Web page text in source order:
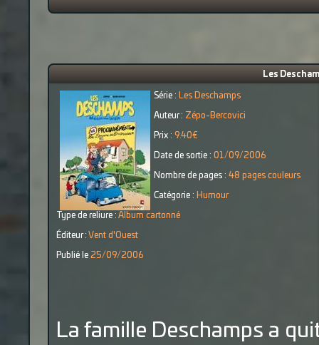
Les
Série : Les Deschamps
Auteur : Zépo-Bercovici
Prix : 9.40€
Date de sortie : 01/09/2006
Nombre de pages : 48 pages couleurs
Catégorie : Humour
Type de reliure : Album cartonné
Éditeur : Vent d'Ouest
Publié le 25/09/2006
La famille Deschamps a